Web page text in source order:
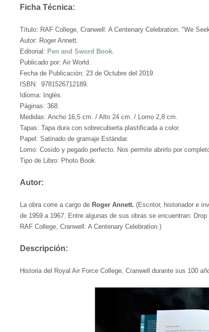
Ficha Técnica:
Título: RAF College, Cranwell: A Centenary Celebration. "We
Autor: Roger Annett.
Editorial: Pen and Sword Book.
Publicado por: Air World.
Fecha de Publicación: 23 de Octubre del 2019.
ISBN: 9781526712189.
Idioma: Inglés.
Páginas: 368.
Medidas: Ancho 16,5 cm. / Alto 24 cm. / Lomo 2,8 cm.
Tapas: Tapa dura con sobrecubierta plastificada a color.
Papel: Satinado de gramaje Estándar.
Lomo: Cosido y pegado perfecto. Nos permite abrirlo por
Tipo de Libro: Photo Book.
Autor:
La obra corre a cargo de Roger Annett. (Escritor, historiador e
de 1959 a 1967. Entre algunas de sus obras se encuentran:
RAF College, Cranwell: A Centenary Celebration.)
Descripción:
Historia del Royal Air Force College, Cranwell durante sus 100